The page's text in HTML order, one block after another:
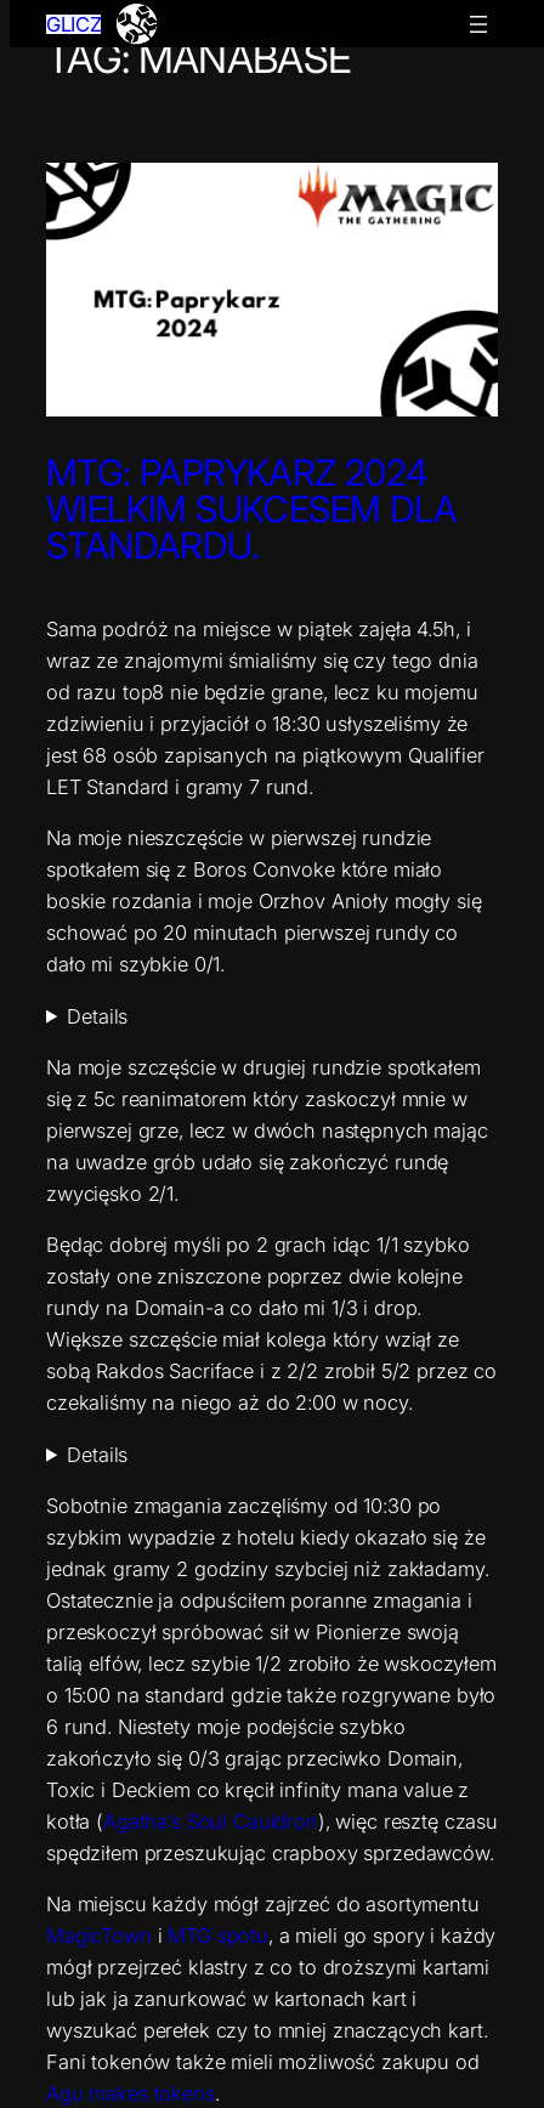
Przejdź
GLICZ
TAG:MANABASE
MTG: PAPRYKARZ 2024
WIELKIM SUKCESEM DLA
STANDARDU.
Sama podróż na miejsce w piątek zajęła 4.5h, i
wraz ze znajomymi śmialiśmy się czy tego dnia
od razu top8 nie będzie grane, lecz ku mojemu
zdziwieniu i przyjaciół o 18:30 usłyszeliśmy że
jest 68 osób zapisanych na piątkowym Qualifier
LET Standard i gramy 7 rund.
Na moje nieszczęście w pierwszej rundzie
spotkałem się z Boros Convoke które miało
boskie rozdania i moje Orzhov Anioły mogły się
schować po 20 minutach pierwszej rundy co
dało mi szybkie 0/1.
Details
Na moje szczęście w drugiej rundzie spotkałem
się z 5c reanimatorem który zaskoczył mnie w
pierwszej grze, lecz w dwóch następnych mając
na uwadze grób udało się zakończyć rundę
zwycięsko 2/1.
Będąc dobrej myśli po 2 grach idąc 1/1 szybko
zostały one zniszczone poprzez dwie kolejne
rundy na Domain-a co dało mi 1/3 i drop.
Większe szczęście miał kolega który wziął ze
sobą Rakdos Sacriface i z 2/2 zrobił 5/2 przez co
czekaliśmy na niego aż do 2:00 w nocy.
Details
Sobotnie zmagania zaczęliśmy od 10:30 po
szybkim wypadzie z hotelu kiedy okazało się że
jednak gramy 2 godziny szybciej niż zakładamy.
Ostatecznie ja odpuściłem poranne zmagania i
przeskoczył spróbować sił w Pionierze swoją
talią elfów, lecz szybie 1/2 zrobiło że wskoczyłem
o 15:00 na standard gdzie także rozgrywane było
6 rund. Niestety moje podejście szybko
zakończyło się 0/3 grając przeciwko Domain,
Toxic i Deckiem co kręcił infinity mana value z
kotła (Agatha’s Soul Cauldron), więc resztę czasu
spędziłem przeszukując crapboxy sprzedawców.
Na miejscu każdy mógł zajrzeć do asortymentu
MagicTown i MTG spotu, a mieli go spory i każdy
mógł przejrzeć klastry z co to droższymi kartami
lub jak ja zanurkować w kartonach kart i
wyszukać perełek czy to mniej znaczących kart.
Fani tokenów także mieli możliwość zakupu od
Agu makes tokens.